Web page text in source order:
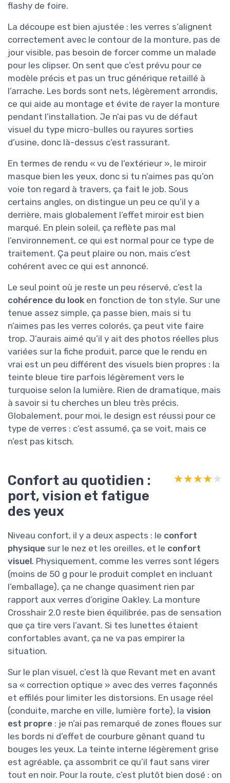
flashy de foire.
La découpe est bien ajustée : les verres s’alignent
correctement avec le contour de la monture, pas de
jour visible, pas besoin de forcer comme un malade
pour les clipser. On sent que c’est prévu pour ce
modèle précis et pas un truc générique retaillé à
l’arrache. Les bords sont nets, légèrement arrondis,
ce qui aide au montage et évite de rayer la monture
pendant l’installation. Je n’ai pas vu de défaut
visuel du type micro-bulles ou rayures sorties
d’usine, donc là-dessus c’est rassurant.
En termes de rendu « vu de l’extérieur », le miroir
masque bien les yeux, donc si tu n’aimes pas qu’on
voie ton regard à travers, ça fait le job. Sous
certains angles, on distingue un peu ce qu’il y a
derrière, mais globalement l’effet miroir est bien
marqué. En plein soleil, ça reflète pas mal
l’environnement, ce qui est normal pour ce type de
traitement. Ça peut plaire ou non, mais c’est
cohérent avec ce qui est annoncé.
Le seul point où je reste un peu réservé, c’est la
cohérence du look en fonction de ton style. Sur une
tenue assez simple, ça passe bien, mais si tu
n’aimes pas les verres colorés, ça peut vite faire
trop. J’aurais aimé qu’il y ait des photos réelles plus
variées sur la fiche produit, parce que le rendu en
vrai est un peu différent des visuels bien propres : la
teinte bleue tire parfois légèrement vers le
turquoise selon la lumière. Rien de dramatique, mais
à savoir si tu cherches un bleu très précis.
Globalement, pour moi, le design est réussi pour ce
type de verres : c’est assumé, ça se voit, mais ce
n’est pas kitsch.
Confort au quotidien :
port, vision et fatigue
des yeux
★★★★★
★★★★★
Niveau confort, il y a deux aspects : le confort
physique sur le nez et les oreilles, et le confort
visuel. Physiquement, comme les verres sont légers
(moins de 50 g pour le produit complet en incluant
l’emballage), ça ne change quasiment rien par
rapport aux verres d’origine Oakley. La monture
Crosshair 2.0 reste bien équilibrée, pas de sensation
que ça tire vers l’avant. Si tes lunettes étaient
confortables avant, ça ne va pas empirer la
situation.
Sur le plan visuel, c’est là que Revant met en avant
sa « correction optique » avec des verres façonnés
et effilés pour limiter les distorsions. En usage réel
(conduite, marche en ville, lumière forte), la vision
est propre : je n’ai pas remarqué de zones floues sur
les bords ni d’effet de courbure gênant quand tu
bouges les yeux. La teinte interne légèrement grise
est agréable, ça assombrit ce qu’il faut sans virer
tout en noir. Pour la route, c’est plutôt bien dosé : on